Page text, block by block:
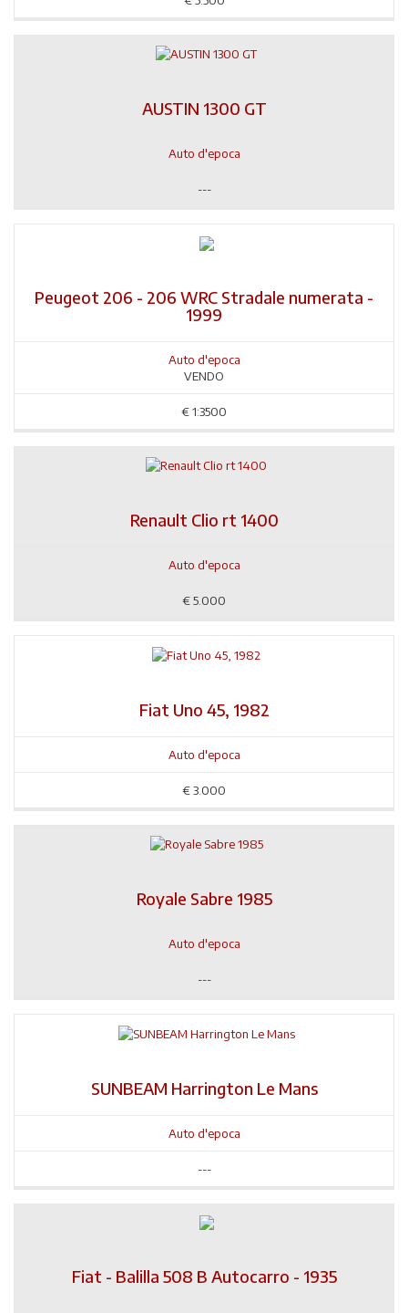
AUSTIN 1300 GT
Auto d'epoca
---
Peugeot 206 - 206 WRC Stradale numerata -
1999
Auto d'epoca
VENDO
€1:3500
Renault Clio rt 1400
Auto d'epoca
€5.000
Fiat Uno 45, 1982
Auto d'epoca
€3.000
Royale Sabre 1985
Auto d'epoca
---
SUNBEAM Harrington Le Mans
Auto d'epoca
---
Fiat - Balilla 508 B Autocarro - 1935